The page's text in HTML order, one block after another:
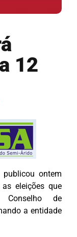
12
publicou ontem
eleições que
de
a entidade